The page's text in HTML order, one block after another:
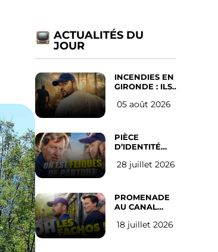
ACTUALITÉS DU
JOUR
INCENDIES EN
GIRONDE : ILS
D’ABANDONNER
05 août 2026
PIÈCE
D’IDENTITÉ
SUR LES
l’avis des
Français
28 juillet 2026
PROMENADE
AU CANAL
(les gauchistes
18 juillet 2026